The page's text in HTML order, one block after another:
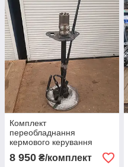
Комплект
переобладнання
кермового керування
трактора Т-150 під насос-
дозатор
8 950 ₴/комплект